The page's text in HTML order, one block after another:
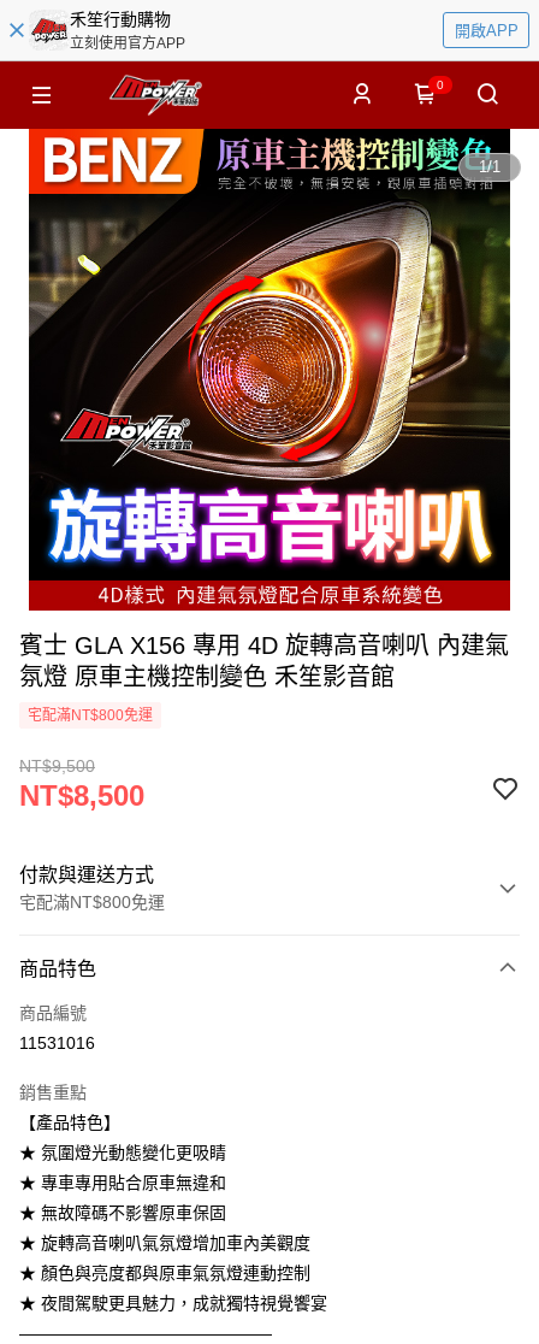
禾笙行動購物
立刻使用官方APP
開啟APP
0
1/1
賓士 GLA X156 專用 4D 旋轉高音喇叭 內建氣
氛燈 原車主機控制變色 禾笙影音館
宅配滿NT$800免運
NT$9,500
NT$8,500
付款與運送方式
宅配滿NT$800免運
信用卡一次付款
信用卡分期付款
合作金庫商業銀行
華南商業銀行
上海商業儲蓄銀行
國泰世華商業銀行
臺灣中小企業銀行
匯豐（台灣）商業銀行
華泰商業銀行
聯邦商業銀行
遠東國際商業銀行
元大商業銀行
永豐商業銀行
玉山商業銀行
星展（台灣）商業銀行
台新國際商業銀行
6 期 0 利率 每期
華南商業銀行
上海商業儲蓄銀行
國泰世華商業銀行
臺灣中小企業銀行
台中商業銀行
匯豐（台灣）商業銀行
華泰商業銀行
聯邦商業銀行
遠東國際商業銀行
元大商業銀行
永豐商業銀行
LINE Pay
Apple Pay
街口支付
悠遊付
商品特色
商品編號
11531016
銷售重點
【產品特色】
★ 氛圍燈光動態變化更吸睛
★ 專車專用貼合原車無違和
★ 無故障碼不影響原車保固
★ 旋轉高音喇叭氣氛燈增加車內美觀度
★ 顏色與亮度都與原車氣氛燈連動控制
★ 夜間駕駛更具魅力，成就獨特視覺饗宴
———————————————